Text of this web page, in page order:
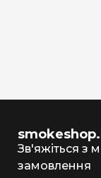
Зв'яжіться
замовлення